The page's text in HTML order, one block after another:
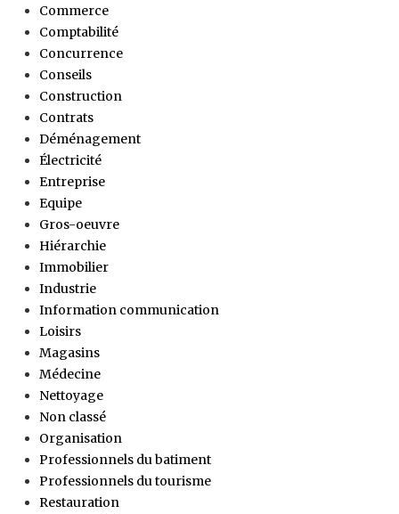
Commerce
Comptabilité
Concurrence
Conseils
Construction
Contrats
Déménagement
Électricité
Entreprise
Equipe
Gros-oeuvre
Hiérarchie
Immobilier
Industrie
Information communication
Loisirs
Magasins
Médecine
Nettoyage
Non classé
Organisation
Professionnels du batiment
Professionnels du tourisme
Restauration